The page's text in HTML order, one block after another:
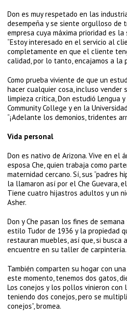
Don es muy respetado en las
desempeña y se siente orgulloso de
empresa cuya máxima prioridad es
“Estoy interesado en el servicio al
completamente en que el cliente
calidad, por lo tanto, encajamos a la
Como prueba viviente de que un
hacer cualquier cosa, incluso vender
limpieza crítica, Don estudió Lengua
Community College y en la
“¡Adelante los demonios, tridentes
Vida personal
Don es nativo de Arizona. Vive en el
esposa Che, quien trabaja como
maternidad cercano. Sí, sus “padres
la llamaron así por el Che Guevara,
Tiene cuatro hijastros adultos y un
Asher.
Don y Che pasan los fines de
estilo Tudor de 1936 y la propiedad
restauran muebles, así que, si busca
encuentre en su taller de carpintería.
También comparten su hogar con
este momento, tenemos dos gatos,
Los conejos y los pollos vinieron con
teniendo dos conejos, pero se
conejos”, bromea.